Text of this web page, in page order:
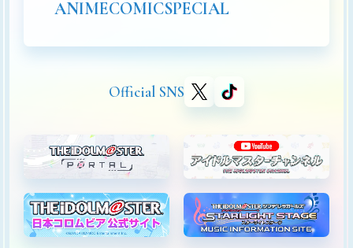
ANIMECOMICSPECIAL
Official SNS